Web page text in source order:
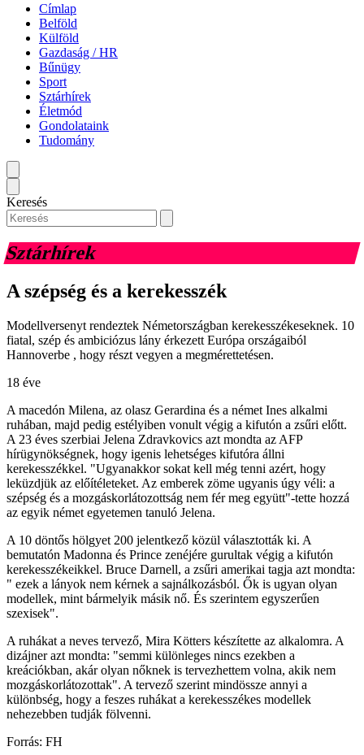
Címlap
Belföld
Külföld
Gazdaság / HR
Bűnügy
Sport
Sztárhírek
Életmód
Gondolataink
Tudomány
Keresés
Sztárhírek
A szépség és a kerekesszék
Modellversenyt rendeztek Németországban kerekesszékeseknek. 10
fiatal, szép és ambiciózus lány érkezett Európa országaiból
Hannoverbe , hogy részt vegyen a megmérettetésen.
18 éve
A macedón Milena, az olasz Gerardina és a német Ines alkalmi
ruhában, majd pedig estélyiben vonult végig a kifutón a zsűri előtt.
A 23 éves szerbiai Jelena Zdravkovics azt mondta az AFP
hírügynökségnek, hogy igenis lehetséges kifutóra állni
kerekesszékkel. "Ugyanakkor sokat kell még tenni azért, hogy
leküzdjük az előítéleteket. Az emberek zöme ugyanis úgy véli: a
szépség és a mozgáskorlátozottság nem fér meg együtt"-tette hozzá
az egyik német egyetemen tanuló Jelena.
A 10 döntős hölgyet 200 jelentkező közül választották ki. A
bemutatón Madonna és Prince zenéjére gurultak végig a kifutón
kerekesszékeikkel. Bruce Darnell, a zsűri amerikai tagja azt mondta:
" ezek a lányok nem kérnek a sajnálkozásból. Ők is ugyan olyan
modellek, mint bármelyik másik nő. És szerintem egyszerűen
szexisek".
A ruhákat a neves tervező, Mira Kötters készítette az alkalomra. A
dizájner azt mondta: "semmi különleges nincs ezekben a
kreációkban, akár olyan nőknek is tervezhettem volna, akik nem
mozgáskorlátozottak". A tervező szerint mindössze annyi a
különbség, hogy a feszes ruhákat a kerekesszékes modellek
nehezebben tudják fölvenni.
Forrás: FH